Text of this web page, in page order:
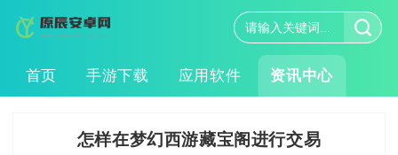
首页 手游下载 应用软件 资讯中心
怎样在梦幻西游藏宝阁进行交易